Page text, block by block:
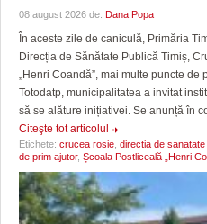
08 august 2026 de: Dana Popa
În aceste zile de caniculă, Primăria
Direcția de Sănătate Publică Timiș,
„Henri Coandă”, mai multe puncte de
Totodatp, municipalitatea a invitat
să se alăture inițiativei. Se anunță în
Citeşte tot articolul
Etichete: crucea rosie, directia de sanatate
de prim ajutor, Școala Postliceală „Henri